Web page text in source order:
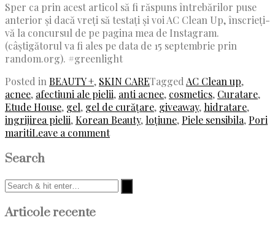
Sper ca prin acest articol să fi răspuns întrebărilor puse
anterior și dacă vreți să testați și voi AC Clean Up, înscrieți-
vă la concursul de pe pagina mea de Instagram.
(câștigătorul va fi ales pe data de 15 septembrie prin
random.org). #greenlight
Posted in BEAUTY +, SKIN CARETagged AC Clean up,
acnee, afectiuni ale pielii, anti acnee, cosmetics, Curatare,
Etude House, gel, gel de curățare, giveaway, hidratare,
ingrijirea pielii,Korean Beauty, loțiune, Piele sensibila, Pori
maritiLeave a comment
Search
Articole recente